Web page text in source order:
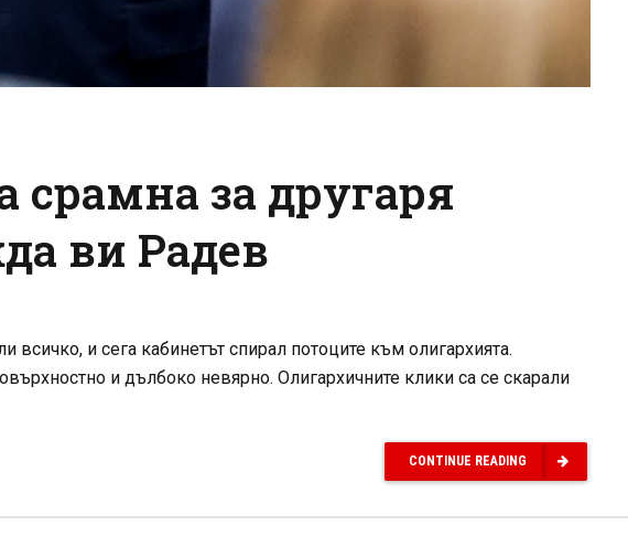
за другаря
ви Радев
и сега кабинетът спирал потоците към олигархията.
и дълбоко невярно. Олигархичните клики са се скарали
CONTINUE READING